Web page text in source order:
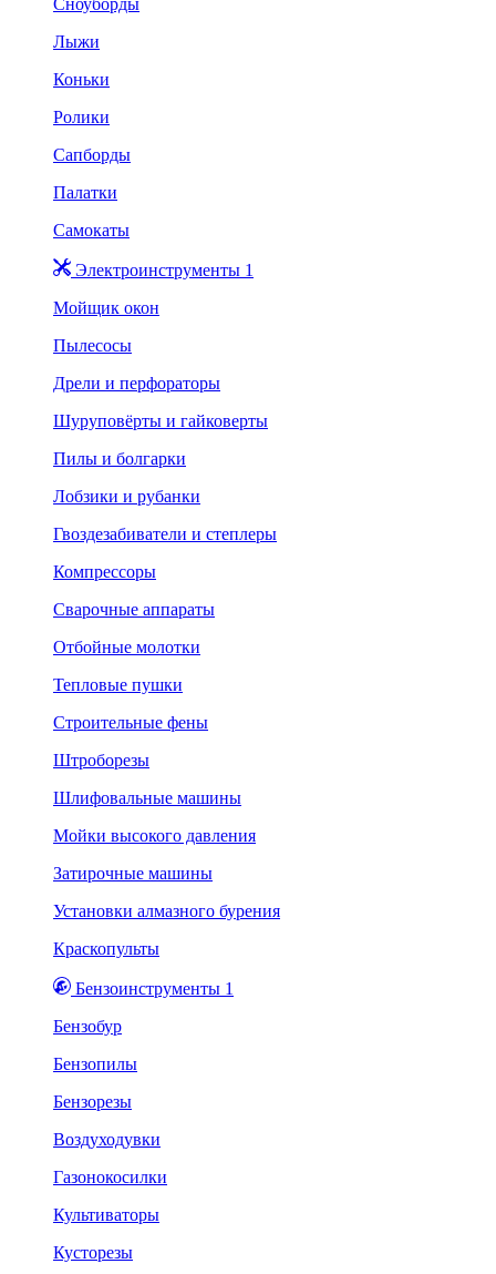
Сноуборды
Лыжи
Коньки
Ролики
Сапборды
Палатки
Самокаты
Электроинструменты 1
Мойщик окон
Пылесосы
Дрели и перфораторы
Шуруповёрты и гайковерты
Пилы и болгарки
Лобзики и рубанки
Гвоздезабиватели и степлеры
Компрессоры
Сварочные аппараты
Отбойные молотки
Тепловые пушки
Строительные фены
Штроборезы
Шлифовальные машины
Мойки высокого давления
Затирочные машины
Установки алмазного бурения
Краскопульты
Бензоинструменты 1
Бензобур
Бензопилы
Бензорезы
Воздуходувки
Газонокосилки
Культиваторы
Кусторезы